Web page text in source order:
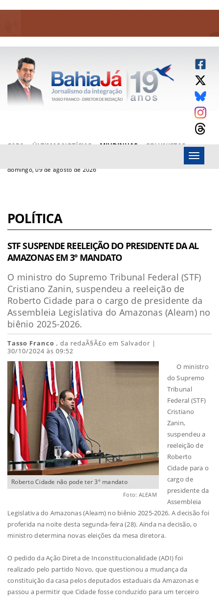
CAPA ÚLTIMAS NOTÍCIAS MIUDINHAS
COLUNISTAS
domingo, 09 de agosto de 2026
Menu
POLÍTICA
STF SUSPENDE REELEIÇÃO DO PRESIDENTE DA AL
AMAZONAS EM 3º MANDATO
O ministro do Supremo Tribunal Federal (STF)
Cristiano Zanin, suspendeu a reeleição de
Roberto Cidade para o cargo de presidente da
Assembleia Legislativa do Amazonas (Aleam) no
biênio 2025-2026.
Tasso Franco , da redaÃ§Ã£o em Salvador |
30/10/2024 às 09:52
Roberto Cidade não pode ter 3º mandato
Foto: ALEAM
O ministro
do Supremo
Tribunal
Federal (STF)
Cristiano
Zanin,
suspendeu a
reeleição de
Roberto
Cidade para o
cargo de
presidente da
Assembleia
Legislativa do Amazonas (Aleam) no biênio 2025-2026. A decisão foi
proferida na noite desta segunda-feira (28). Ainda na decisão, o
ministro determina novas eleições da mesa diretora.
O pedido da Ação Direta de Inconstitucionalidade (ADI) foi
realizado pelo partido Novo, que questionou a mudança da
constituição da casa pelos deputados estaduais da Amazonas e
passou a permitir que Cidade fosse conduzido para um terceiro